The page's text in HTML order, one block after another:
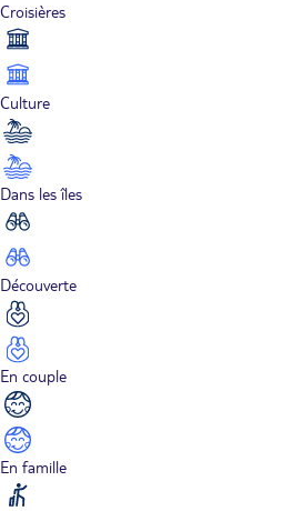
Croisières
Culture
Dans les îles
Découverte
En couple
En famille